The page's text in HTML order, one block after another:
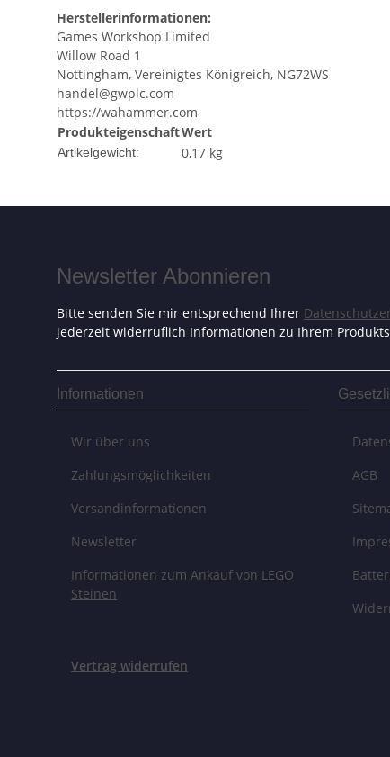
Herstellerinformationen:
Games Workshop Limited
Willow Road 1
Nottingham, Vereinigtes Königreich, NG72WS
handel@gwplc.com
https://wahammer.com
ProdukteigenschaftWert
Artikelgewicht: 0,17 kg
Newsletter Abonnieren
Bitte senden Sie mir entsprechend Ihrer
jederzeit widerruflich Informationen zu Ihrem
Informationen
Wir über uns
Zahlungsmöglichkeiten
Versandinformationen
Newsletter
Informationen zum Ankauf von LEGO
Steinen
AGB
Vertrag widerrufen